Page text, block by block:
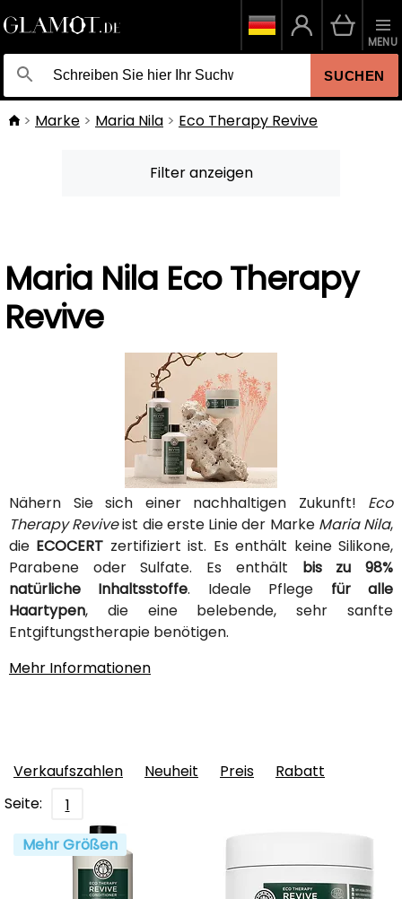
SUCHEN
MENU
Marke Maria Nila Eco Therapy Revive
Filter anzeigen
Maria Nila Eco Therapy
Revive
Nähern Sie sich einer nachhaltigen Zukunft! Eco
Therapy Reviveist die erste Linie der Marke Maria Nila,
die ECOCERT zertifiziert ist. Es enthält keine Silikone,
Parabene oder Sulfate. Es enthält bis zu 98%
natürliche Inhaltsstoffe. Ideale Pflege für alle
Haartypen, die eine belebende, sehr sanfte
Entgiftungstherapie benötigen.
Mehr Informationen
Verkaufszahlen Neuheit Preis
Rabatt
Seite:
1
Mehr Größen